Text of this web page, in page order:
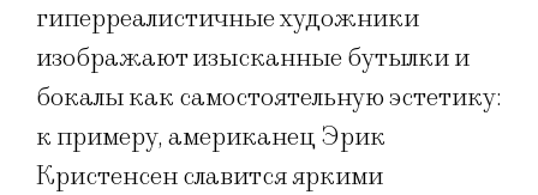
гиперреалистичные художники
изображают изысканные бутылки и
бокалы как самостоятельную эстетику:
к примеру, американец Эрик
Кристенсен славится яркими